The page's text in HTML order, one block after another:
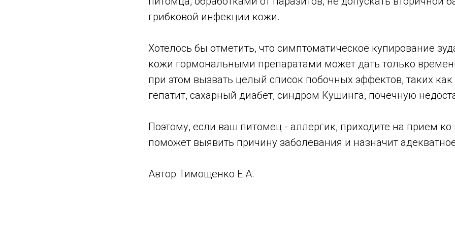
грибковой инфекции кожи.
Хотелось бы отметить, что симптоматическое купирование
кожи гормональными препаратами может дать только
при этом вызвать целый список побочных эффектов, таких
гепатит, сахарный диабет, синдром Кушинга, почечную
Поэтому, если ваш питомец - аллергик, приходите на прием ко
поможет выявить причину заболевания и назначит
Автор Тимощенко Е.А.